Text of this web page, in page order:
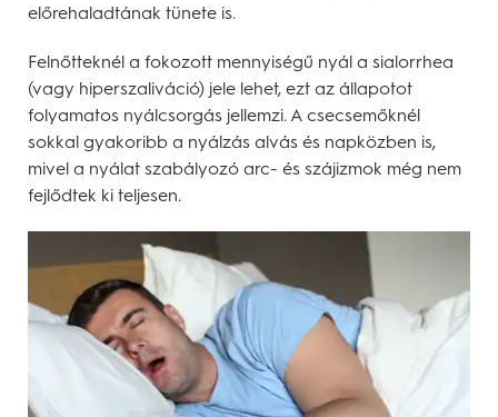
előrehaladtának tünete is.
Felnőtteknél a fokozott mennyiségű nyál a sialorrhea
(vagy hiperszaliváció) jele lehet, ezt az állapotot
folyamatos nyálcsorgás jellemzi. A csecsemőknél
sokkal gyakoribb a nyálzás alvás és napközben is,
mivel a nyálat szabályozó arc- és szájizmok még nem
fejlődtek ki teljesen.